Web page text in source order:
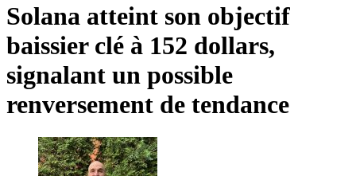
Solana atteint son objectif
baissier clé à 152 dollars,
signalant un possible
renversement de tendance